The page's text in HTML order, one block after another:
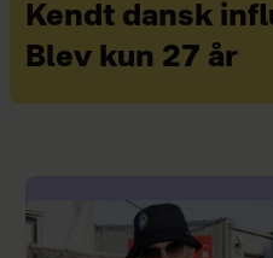
Kendt dansk
Blev kun 27 år